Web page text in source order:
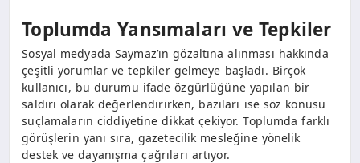
Toplumda Yansımaları ve Tepkiler
Sosyal medyada Saymaz’ın gözaltına alınması hakkında
çeşitli yorumlar ve tepkiler gelmeye başladı. Birçok
kullanıcı, bu durumu ifade özgürlüğüne yapılan bir
saldırı olarak değerlendirirken, bazıları ise söz konusu
suçlamaların ciddiyetine dikkat çekiyor. Toplumda farklı
görüşlerin yanı sıra, gazetecilik mesleğine yönelik
destek ve dayanışma çağrıları artıyor.